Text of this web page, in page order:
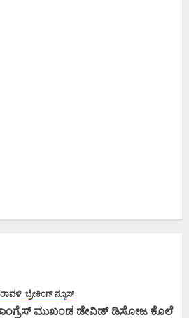
ಬ್ರೇಕಿಂಗ್ ನ್ಯೂಸ್
ಮುಖಂಡ ಡೇವಿಡ್ ಡಿಸೋಜ ಕೊಲೆ